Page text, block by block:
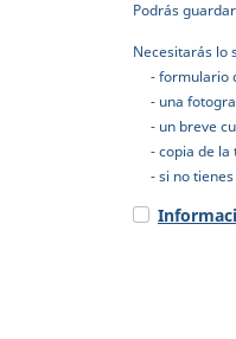
Podrás
Necesitarás lo
- formulario
- una
- un breve
- copia de la
- si no tienes